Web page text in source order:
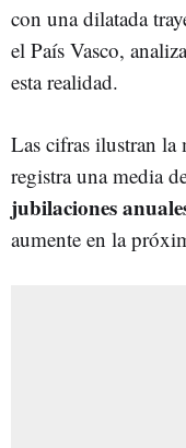
con una dilatada
el País Vasco,
esta realidad.
Las cifras ilustran
registra una media
jubilaciones
aumente en la